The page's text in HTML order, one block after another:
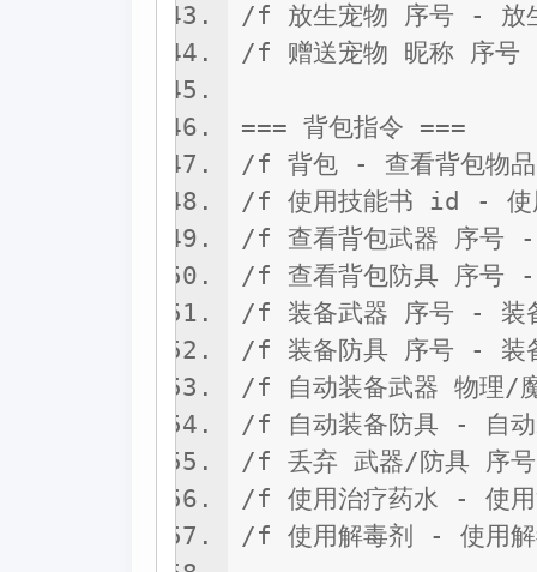
/f 放生宠物 序号 - 放
/f 赠送宠物 昵称 序号
=== 背包指令 ===
/f 背包 - 查看背包物品
/f 使用技能书 id - 使
/f 查看背包武器 序号 -
/f 查看背包防具 序号 -
/f 装备武器 序号 - 装
/f 装备防具 序号 - 装
/f 自动装备武器 物理/
/f 自动装备防具 - 自动
/f 丢弃 武器/防具 序
/f 使用治疗药水 - 使用
/f 使用解毒剂 - 使用解